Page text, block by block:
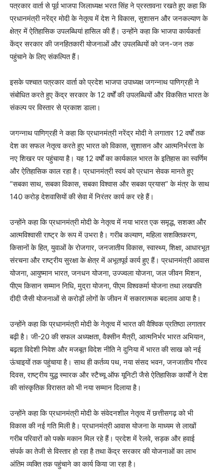
पत्रकार वार्ता से पूर्व भाजपा जिलाध्यक्ष भरत सिंह ने प्रस्तावना रखते हुए कहा कि
प्रधानमंत्री नरेंद्र मोदी के नेतृत्व में देश ने विकास, सुशासन और जनकल्याण के
क्षेत्र में ऐतिहासिक उपलब्धियां हासिल की हैं। उन्होंने कहा कि भाजपा कार्यकर्ता
केंद्र सरकार की जनहितकारी योजनाओं और उपलब्धियों को जन-जन तक
पहुंचाने के लिए संकल्पित हैं।
इसके पश्चात पत्रकार वार्ता को प्रदेश भाजपा उपाध्यक्ष जगन्नाथ पाणिग्रही ने
संबोधित करते हुए केंद्र सरकार के 12 वर्षों की उपलब्धियों और विकसित भारत के
संकल्प पर विस्तार से प्रकाश डाला।
जगन्नाथ पाणिग्रही ने कहा कि प्रधानमंत्री नरेंद्र मोदी ने लगातार 12 वर्षों तक
देश का सफल नेतृत्व करते हुए भारत को विकास, सुशासन और आत्मनिर्भरता के
नए शिखर पर पहुंचाया है। यह 12 वर्षों का कार्यकाल भारत के इतिहास का स्वर्णिम
और ऐतिहासिक काल रहा है। प्रधानमंत्री स्वयं को प्रधान सेवक मानते हुए
“सबका साथ, सबका विकास, सबका विश्वास और सबका प्रयास” के मंत्र के साथ
140 करोड़ देशवासियों की सेवा में निरंतर कार्य कर रहे हैं।
उन्होंने कहा कि प्रधानमंत्री मोदी के नेतृत्व में नया भारत एक समृद्ध, सशक्त और
आत्मविश्वासी राष्ट्र के रूप में उभरा है। गरीब कल्याण, महिला सशक्तिकरण,
किसानों के हित, युवाओं के रोजगार, जनजातीय विकास, स्वास्थ्य, शिक्षा, आधारभूत
संरचना और राष्ट्रीय सुरक्षा के क्षेत्र में अभूतपूर्व कार्य हुए हैं। प्रधानमंत्री आवास
योजना, आयुष्मान भारत, जनधन योजना, उज्ज्वला योजना, जल जीवन मिशन,
पीएम किसान सम्मान निधि, मुद्रा योजना, पीएम विश्वकर्मा योजना तथा लखपति
दीदी जैसी योजनाओं से करोड़ों लोगों के जीवन में सकारात्मक बदलाव आया है।
उन्होंने कहा कि प्रधानमंत्री मोदी के नेतृत्व में भारत की वैश्विक प्रतिष्ठा लगातार
बढ़ी है। जी-20 की सफल अध्यक्षता, वैक्सीन मैत्री, आत्मनिर्भर भारत अभियान,
बढ़ता विदेशी निवेश और मजबूत विदेश नीति ने दुनिया में भारत की साख को नई
ऊंचाइयों तक पहुंचाया है। साथ ही कर्तव्य पथ, नया संसद भवन, जनजातीय गौरव
दिवस, राष्ट्रीय युद्ध स्मारक और स्टैच्यू ऑफ यूनिटी जैसे ऐतिहासिक कार्यों ने देश
की सांस्कृतिक विरासत को भी नया सम्मान दिलाया है।
उन्होंने कहा कि प्रधानमंत्री मोदी के संवेदनशील नेतृत्व में छत्तीसगढ़ को भी
विकास की नई गति मिली है। प्रधानमंत्री आवास योजना के माध्यम से लाखों
गरीब परिवारों को पक्के मकान मिल रहे हैं। प्रदेश में रेलवे, सड़क और हवाई
संपर्क का तेजी से विस्तार हो रहा है तथा केंद्र सरकार की योजनाओं का लाभ
अंतिम व्यक्ति तक पहुंचाने का कार्य किया जा रहा है।